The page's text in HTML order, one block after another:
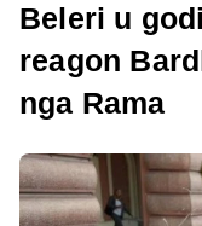
Beleri u
reagon
nga Rama